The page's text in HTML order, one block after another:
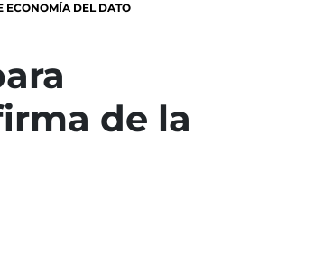
ECONOMÍA DEL DATO
de la